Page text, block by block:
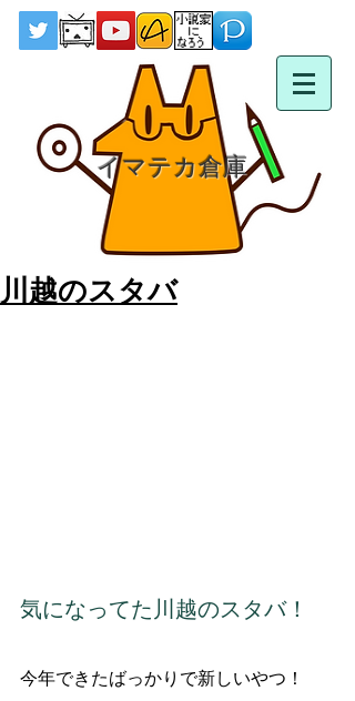
イマテカ倉庫
川越のスタバ
気になってた川越のスタバ！
今年できたばっかりで新しいやつ！